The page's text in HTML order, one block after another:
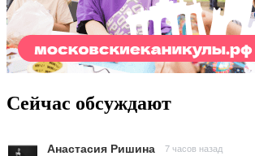
Сейчас обсуждают
Анастасия Ришина 7 часов назад